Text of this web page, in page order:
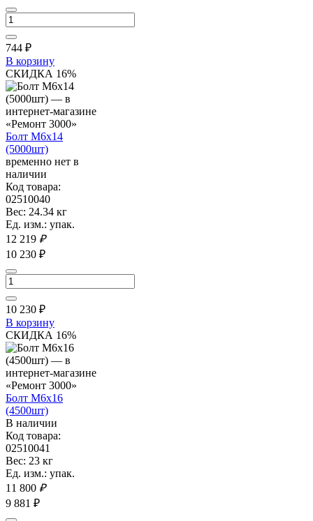
744 ₽
В корзину
СКИДКА 16%
Болт М6х14
(5000шт)
временно нет в
наличии
Код товара:
02510040
Вес: 24.34 кг
Ед. изм.: упак.
12 219 ₽
10 230 ₽
10 230 ₽
В корзину
СКИДКА 16%
Болт М6х16
(4500шт)
В наличии
Код товара:
02510041
Вес: 23 кг
Ед. изм.: упак.
11 800 ₽
9 881 ₽